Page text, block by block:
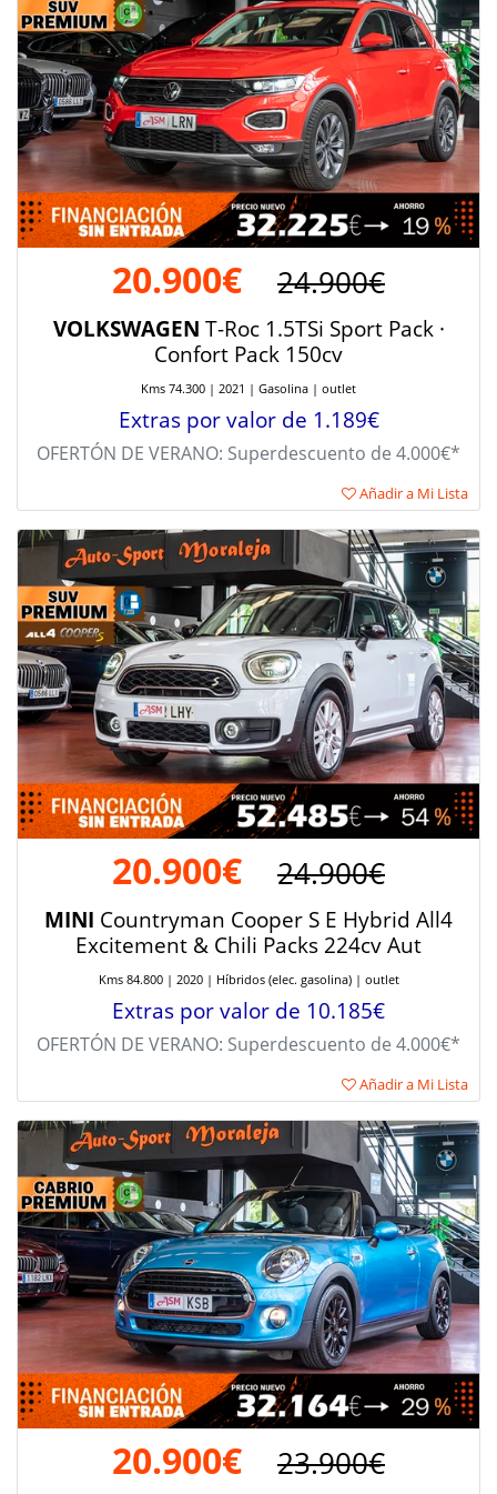
20.900€ 24.900€
VOLKSWAGEN T-Roc 1.5TSi Sport Pack ·
Confort Pack 150cv
Kms 74.300 | 2021 | Gasolina | outlet
Extras por valor de 1.189€
OFERTÓN DE VERANO: Superdescuento de 4.000€*
Añadir a Mi Lista
20.900€ 24.900€
MINI Countryman Cooper S E Hybrid All4
Excitement & Chili Packs 224cv Aut
Kms 84.800 | 2020 | Híbridos (elec. gasolina) | outlet
Extras por valor de 10.185€
OFERTÓN DE VERANO: Superdescuento de 4.000€*
Añadir a Mi Lista
20.900€ 23.900€